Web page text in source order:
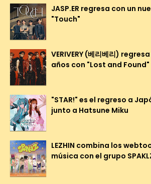
JASP.ER regresa con un
"Touch"
VERIVERY (베리베리)
años con "Lost and Found"
"STAR!" es el regreso a
junto a Hatsune Miku
LEZHIN combina los
música con el grupo